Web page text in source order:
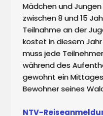
Mädchen und
zwischen 8 und 15
Teilnahme an der
kostet in diesem Jahr
muss jede
während des
gewohnt ein
Bewohner seines
NTV-